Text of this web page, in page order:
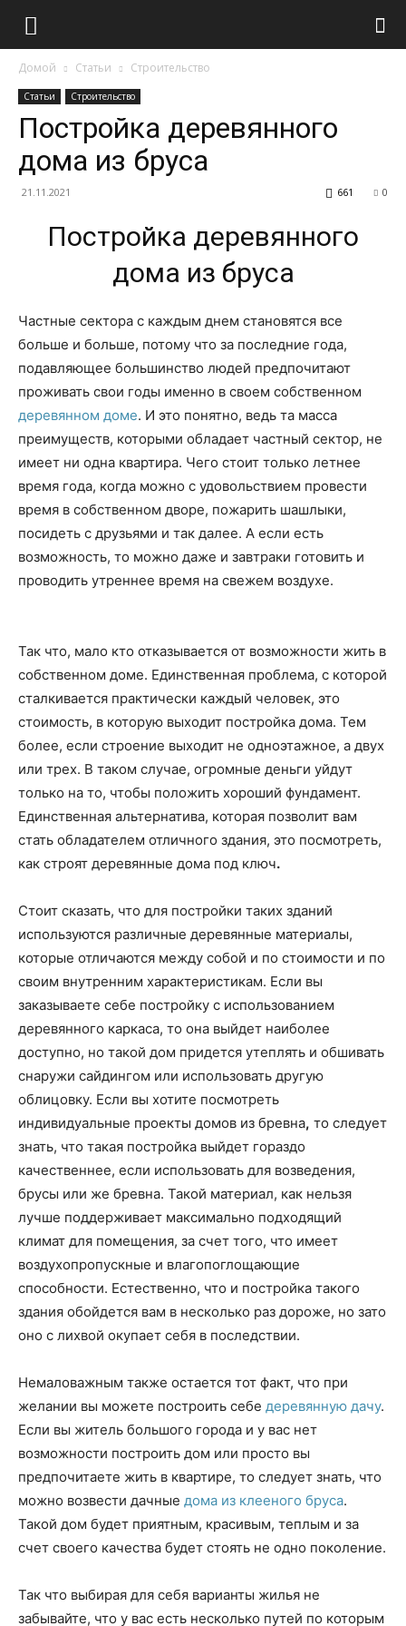
Домой Статьи Строительство
Статьи Строительство
Постройка деревянного
дома из бруса
21.11.2021 0
661
Постройка деревянного
дома из бруса
Частные сектора с каждым днем становятся все
больше и больше, потому что за последние года,
подавляющее большинство людей предпочитают
проживать свои годы именно в своем собственном
деревянном доме. И это понятно, ведь та масса
преимуществ, которыми обладает частный сектор, не
имеет ни одна квартира. Чего стоит только летнее
время года, когда можно с удовольствием провести
время в собственном дворе, пожарить шашлыки,
посидеть с друзьями и так далее. А если есть
возможность, то можно даже и завтраки готовить и
проводить утреннее время на свежем воздухе.
Так что, мало кто отказывается от возможности жить в
собственном доме. Единственная проблема, с которой
сталкивается практически каждый человек, это
стоимость, в которую выходит постройка дома. Тем
более, если строение выходит не одноэтажное, а двух
или трех. В таком случае, огромные деньги уйдут
только на то, чтобы положить хороший фундамент.
Единственная альтернатива, которая позволит вам
стать обладателем отличного здания, это посмотреть,
как строят деревянные дома под ключ.
Стоит сказать, что для постройки таких зданий
используются различные деревянные материалы,
которые отличаются между собой и по стоимости и по
своим внутренним характеристикам. Если вы
заказываете себе постройку с использованием
деревянного каркаса, то она выйдет наиболее
доступно, но такой дом придется утеплять и обшивать
снаружи сайдингом или использовать другую
облицовку. Если вы хотите посмотреть
индивидуальные проекты домов из бревна, то следует
знать, что такая постройка выйдет гораздо
качественнее, если использовать для возведения,
брусы или же бревна. Такой материал, как нельзя
лучше поддерживает максимально подходящий
климат для помещения, за счет того, что имеет
воздухопропускные и влагопоглощающие
способности. Естественно, что и постройка такого
здания обойдется вам в несколько раз дороже, но зато
оно с лихвой окупает себя в последствии.
Немаловажным также остается тот факт, что при
желании вы можете построить себе деревянную дачу.
Если вы житель большого города и у вас нет
возможности построить дом или просто вы
предпочитаете жить в квартире, то следует знать, что
можно возвести дачные дома из клееного бруса.
Такой дом будет приятным, красивым, теплым и за
счет своего качества будет стоять не одно поколение.
Так что выбирая для себя варианты жилья не
забывайте, что у вас есть несколько путей по которым